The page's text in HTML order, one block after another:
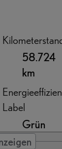
58.724
km
Label
Grün